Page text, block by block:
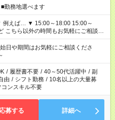
勤務地選べます
く
や期間はお気軽にご相談くださ
/ 履歴書不要 / 40～50代活躍中 / 副
由 / シフト勤務 / 10名以上の大量募
コンスキル不要
応募する 詳細へ